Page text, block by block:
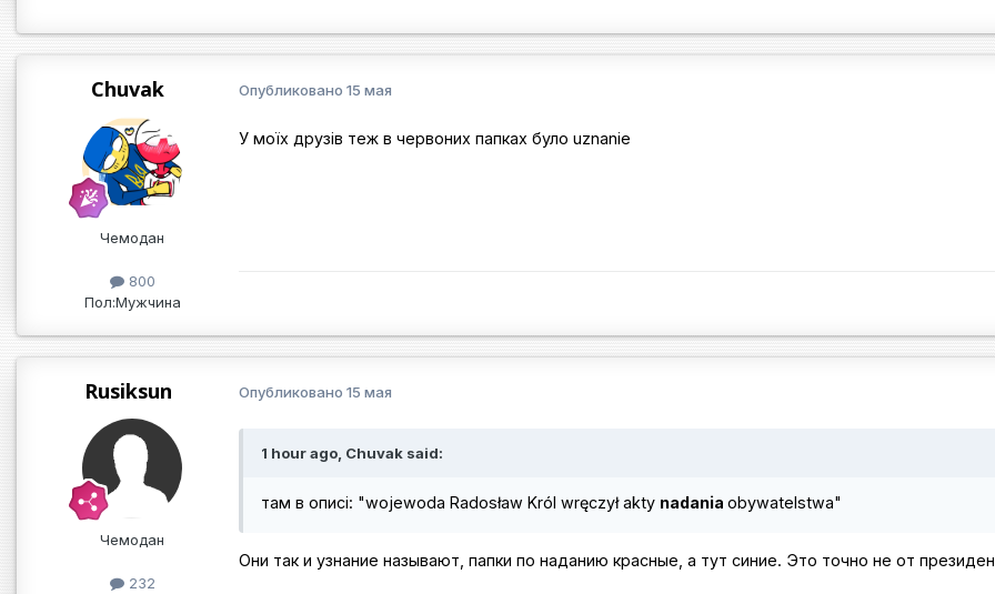
Chuvak
Чемодан
800
Пол:Мужчина
Опубликовано 15 мая
У моїх друзів теж в червоних папках було uznanie
Rusiksun
Чемодан
232
Опубликовано 15 мая
1 hour ago, Chuvak said:
там в описі: "wojewoda Radosław Król wręczył akty nadania obywatelstwa"
Они так и узнание называют, папки по наданию красные, а тут синие. Это точно не от